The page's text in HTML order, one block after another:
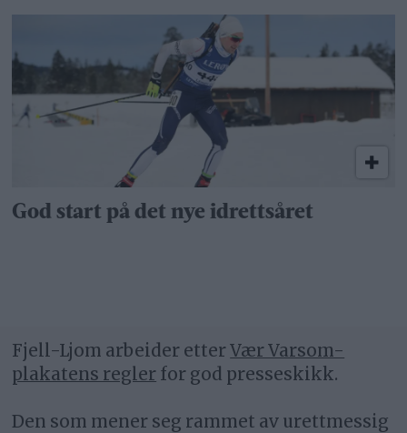
God start på det nye idrettsåret
Fjell-Ljom arbeider etterVær Varsom-
plakatens regler for god presseskikk.
Den som mener seg rammet av urettmessig